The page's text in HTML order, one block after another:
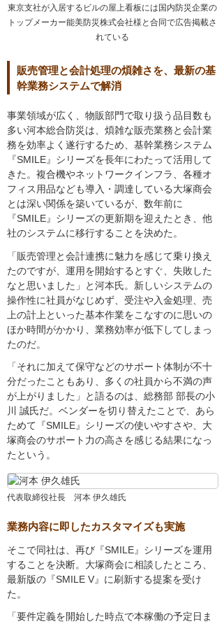
東京支社が入居するビルの屋上看板には国内防災企業の
トップメーカー能美防災株式会社様と合同で広告掲載さ
れている
販売管理と会計処理の煩雑さを、最新の基
幹業務システムで解消
代表取締役社長 河本 伊久雄氏
事業領域が広く、物販部門で取り扱う品目数も
多い河本総合防災は、煩雑な販売業務と会計業
務を効率よく遂行するため、基幹業務システム
『SMILE』シリーズを長年にわたって活用して
きた。複合機やネットワークインフラ、各種オ
フィス用品なども導入・調達している大塚商会
とは深い関係を築いているが、数年前に
『SMILE』シリーズの更新期を迎えたとき、他
社のシステムに移行することを決めた。
「販売管理と会計連携に魅力を感じて乗り換え
たのですが、運用を開始するとすぐ、失敗した
なと思いました」と河本氏。新しいシステムの
操作性に社員がなじめず、受注や入金処理、売
上の計上といった基本作業をこなすのに思いの
ほか時間がかかり、業務効率が低下してしまっ
たのだ。
「それに加えて保守などのサポート体制が不十
分だったこともあり、多くの社員から不満の声
が上がりました」と語るのは、総務部 部長の小
川 誠氏だ。ベンダーを切り替えたことで、あら
ためて『SMILE』シリーズの使いやすさや、大
塚商会のサポート力の高さを感じる結果になっ
たという。
業務内容に即したカスタマイズも実施
そこで同社は、再び『SMILE』シリーズを運用
することを決断。大塚商会に相談したところ、
最新版の『SMILE V』に刷新する提案を受け
た。
「要件定義を開始した時点で本稼働の予定日ま